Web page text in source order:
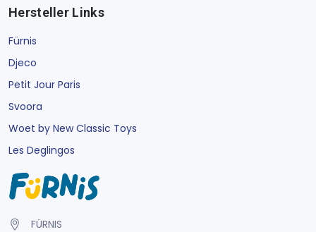
Hersteller Links
Fürnis
Djeco
Petit Jour Paris
Svoora
Woet by New Classic Toys
Les Deglingos
FÜRNIS